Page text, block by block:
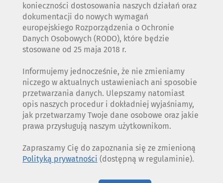
konieczności dostosowania naszych działań oraz
dokumentacji do nowych wymagań
europejskiego Rozporządzenia o Ochronie
Danych Osobowych (RODO), które będzie
stosowane od 25 maja 2018 r.
Informujemy jednocześnie, że nie zmieniamy
niczego w aktualnych ustawieniach ani sposobie
przetwarzania danych. Ulepszamy natomiast
opis naszych procedur i dokładniej wyjaśniamy,
jak przetwarzamy Twoje dane osobowe oraz jakie
prawa przysługują naszym użytkownikom.
Zapraszamy Cię do zapoznania się ze zmienioną
Polityką prywatności (dostępną w regulaminie).